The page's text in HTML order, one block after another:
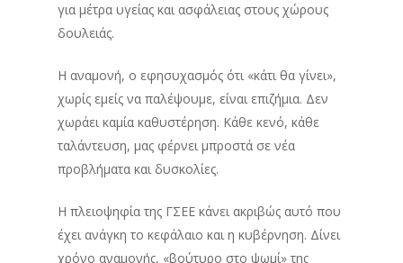
για μέτρα υγείας και ασφάλειας στους χώρους
δουλειάς.
Η αναμονή, ο εφησυχασμός ότι «κάτι θα γίνει»,
χωρίς εμείς να παλέψουμε, είναι επιζήμια. Δεν
χωράει καμία καθυστέρηση. Κάθε κενό, κάθε
ταλάντευση, μας φέρνει μπροστά σε νέα
προβλήματα και δυσκολίες.
Η πλειοψηφία της ΓΣΕΕ κάνει ακριβώς αυτό που
έχει ανάγκη το κεφάλαιο και η κυβέρνηση. Δίνει
χρόνο αναμονής, «βούτυρο στο ψωμί» της